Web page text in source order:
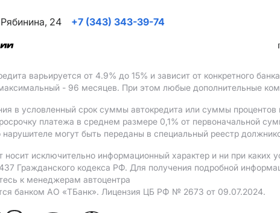
Рябинина, 24
+7 (343) 343-39-74
варьируется от 4.9% до 15% и зависит от конкретного
- 96 месяцев. При этом любые дополнительные
в условленный срок суммы автокредита или суммы процентов
платежа в среднем размере 0,1% от первоначальной
могут быть переданы в специальный реестр
носит исключительно информационный характер и ни при каких
Гражданского кодекса РФ. Для получения подробной
к менеджерам автоцентра
банком АO «ТБанк». Лицензия ЦБ РФ № 2673 от 09.07.2024.